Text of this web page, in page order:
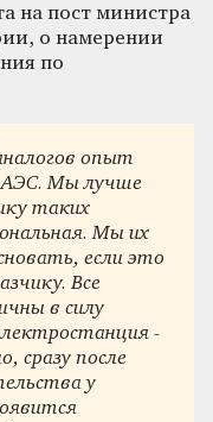
на пост министра
о намерении
по
опыт
АЭС. Мы лучше
таких
Мы их
если это
Все
в силу
-
сразу после
у